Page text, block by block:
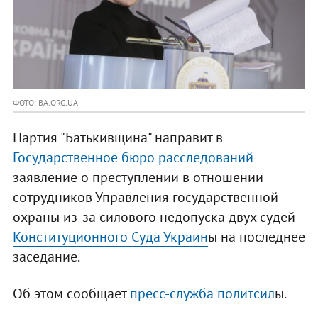
ФОТО: BA.ORG.UA
Партия "Батькивщина" направит в
Государственное бюро расследований
заявление о преступлении в отношении
сотрудников Управления государственной
охраны из-за силового недопуска двух судей
Конституционного Суда Украины на последнее
заседание.
Об этом сообщаетпресс-служба политсилы.